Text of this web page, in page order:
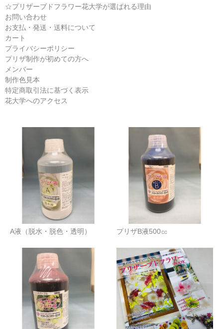
花大学へのアクセス
☆プリザーブドフラワー花大学が選ばれる理由
お問い合わせ
お支払・発送・送料について
カート
プライバシーポリシー
プリザ制作が初めての方へ
メンバー
制作色見本
特定商取引法に基づく表示
花大学へのアクセス
A液（脱水・脱色・透明） プリザB液500㏄